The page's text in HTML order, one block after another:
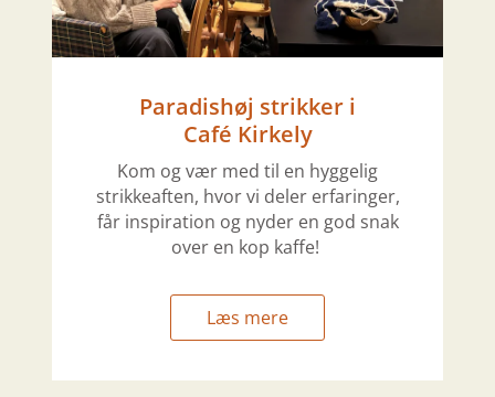
Paradishøj strikker i
Café Kirkely
Kom og vær med til en hyggelig
strikkeaften, hvor vi deler erfaringer,
får inspiration og nyder en god snak
over en kop kaffe!
Læs mere